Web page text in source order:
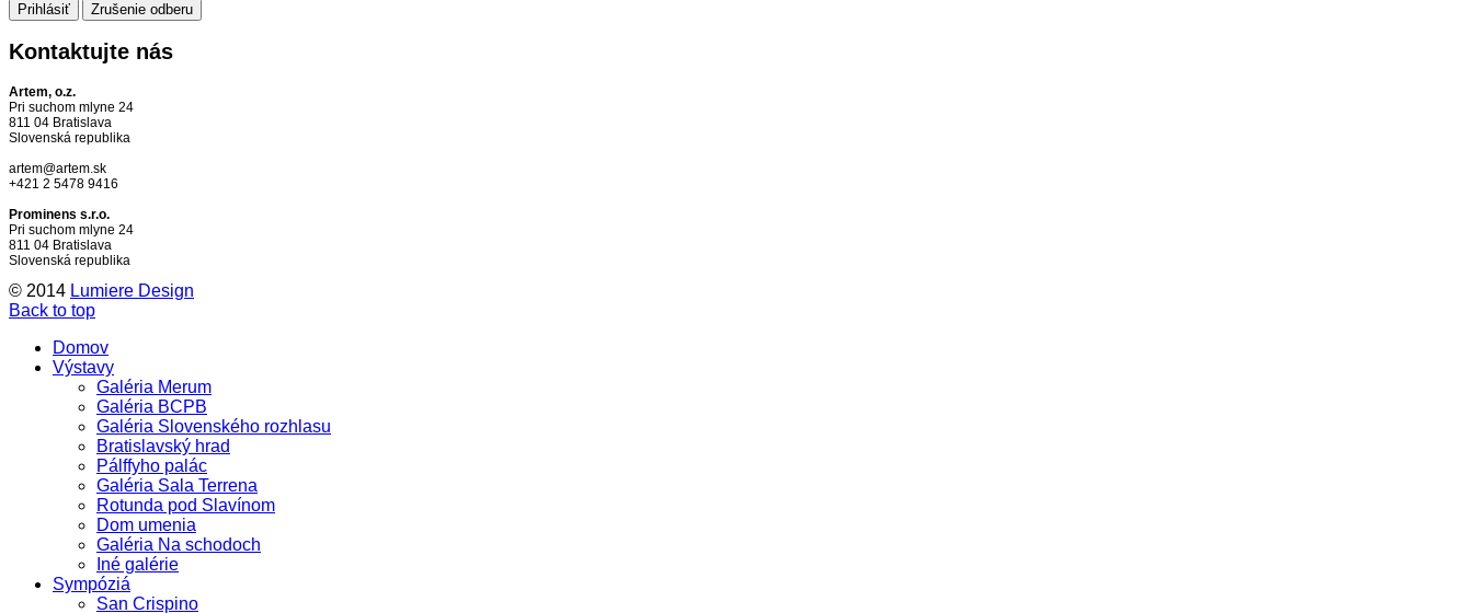
Kontaktujte nás
Artem, o.z.
Pri suchom mlyne 24
811 04 Bratislava
Slovenská republika
artem@artem.sk
+421 2 5478 9416
Prominens s.r.o.
Pri suchom mlyne 24
811 04 Bratislava
Slovenská republika
© 2014 Lumiere Design
Back to top
Domov
Výstavy
Galéria Merum
Galéria BCPB
Galéria Slovenského rozhlasu
Bratislavský hrad
Pálffyho palác
Galéria Sala Terrena
Rotunda pod Slavínom
Dom umenia
Galéria Na schodoch
Iné galérie
Sympóziá
San Crispino